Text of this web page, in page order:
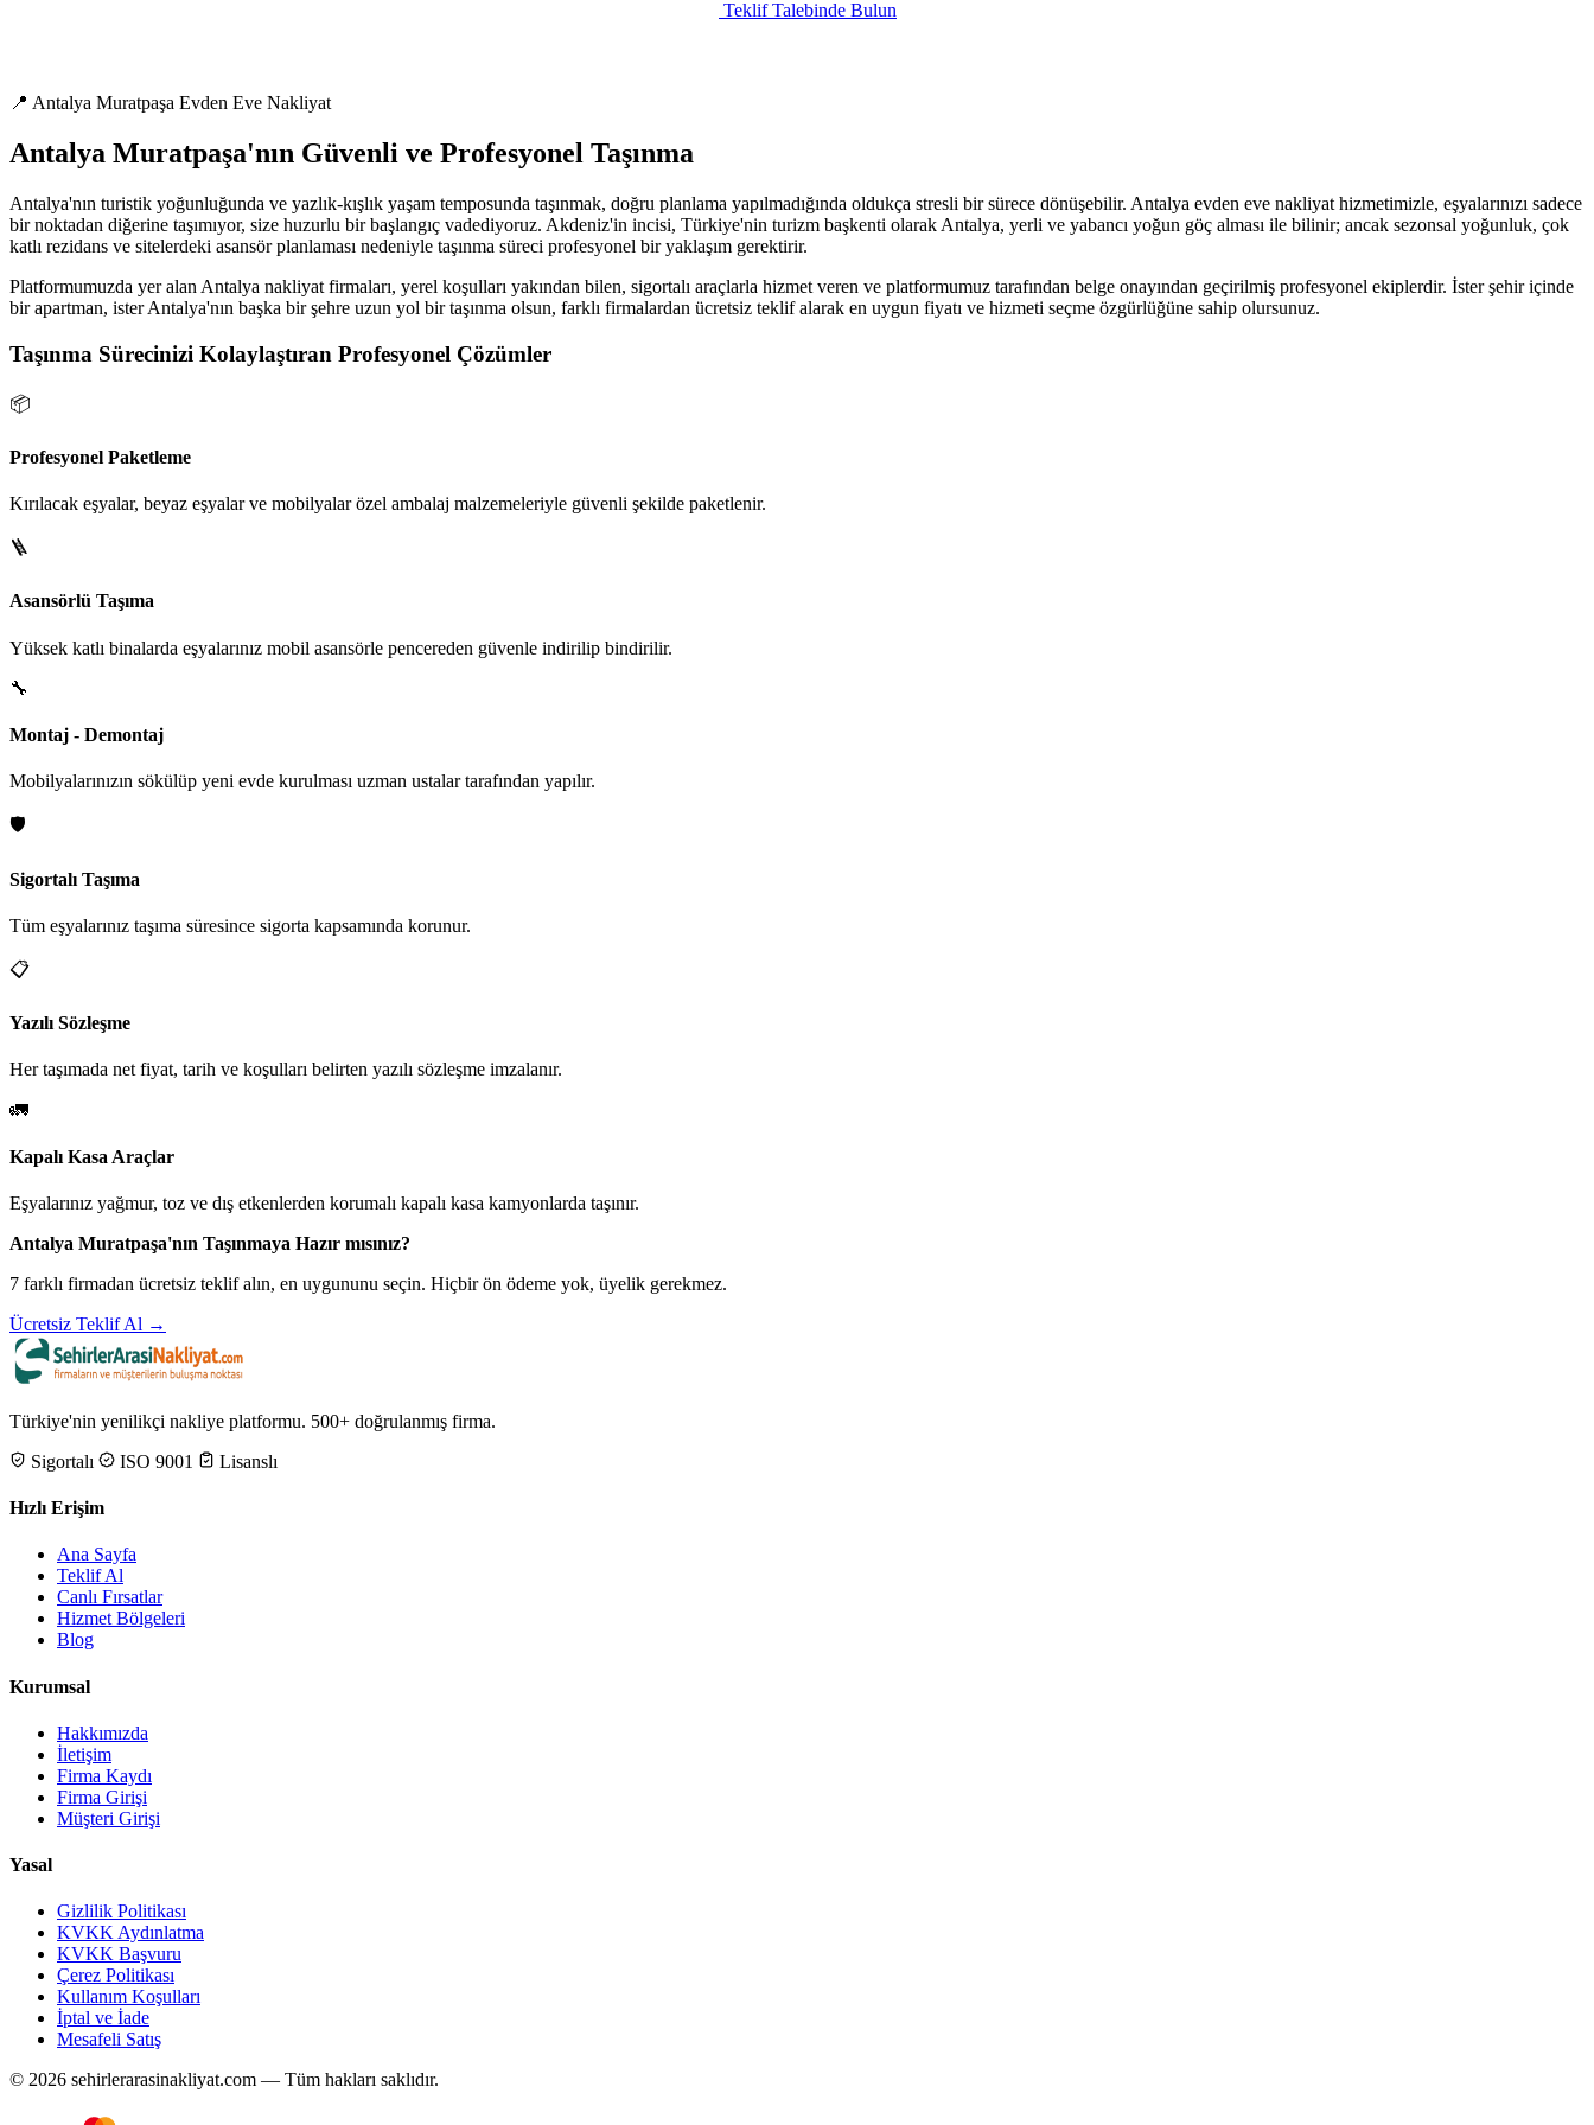
Teklif Talebinde Bulun
📍 Antalya Muratpaşa Evden Eve Nakliyat
Antalya Muratpaşa'nın Güvenli ve Profesyonel Taşınma
Antalya'nın turistik yoğunluğunda ve yazlık-kışlık yaşam temposunda taşınmak, doğru planlama yapılmadığında oldukça stresli bir sürece dönüşebilir. Antalya evden eve nakliyat hizmetimizle, eşyalarınızı sadece
bir noktadan diğerine taşımıyor, size huzurlu bir başlangıç vadediyoruz. Akdeniz'in incisi, Türkiye'nin turizm başkenti olarak Antalya, yerli ve yabancı yoğun göç alması ile bilinir; ancak sezonsal yoğunluk, çok
katlı rezidans ve sitelerdeki asansör planlaması nedeniyle taşınma süreci profesyonel bir yaklaşım gerektirir.
Platformumuzda yer alan Antalya nakliyat firmaları, yerel koşulları yakından bilen, sigortalı araçlarla hizmet veren ve platformumuz tarafından belge onayından geçirilmiş profesyonel ekiplerdir. İster şehir içinde
bir apartman, ister Antalya'nın başka bir şehre uzun yol bir taşınma olsun, farklı firmalardan ücretsiz teklif alarak en uygun fiyatı ve hizmeti seçme özgürlüğüne sahip olursunuz.
Taşınma Sürecinizi Kolaylaştıran Profesyonel Çözümler
📦
Profesyonel Paketleme
Kırılacak eşyalar, beyaz eşyalar ve mobilyalar özel ambalaj malzemeleriyle güvenli şekilde paketlenir.
🪜
Asansörlü Taşıma
Yüksek katlı binalarda eşyalarınız mobil asansörle pencereden güvenle indirilip bindirilir.
🔧
Montaj - Demontaj
Mobilyalarınızın sökülüp yeni evde kurulması uzman ustalar tarafından yapılır.
🛡️
Sigortalı Taşıma
Tüm eşyalarınız taşıma süresince sigorta kapsamında korunur.
📋
Yazılı Sözleşme
Her taşımada net fiyat, tarih ve koşulları belirten yazılı sözleşme imzalanır.
🚛
Kapalı Kasa Araçlar
Eşyalarınız yağmur, toz ve dış etkenlerden korumalı kapalı kasa kamyonlarda taşınır.
Antalya Muratpaşa'nın Taşınmaya Hazır mısınız?
7 farklı firmadan ücretsiz teklif alın, en uygununu seçin. Hiçbir ön ödeme yok, üyelik gerekmez.
Ücretsiz Teklif Al →
Türkiye'nin yenilikçi nakliye platformu. 500+ doğrulanmış firma.
Sigortalı
ISO 9001 Lisanslı
Hızlı Erişim
Ana Sayfa
Teklif Al
Canlı Fırsatlar
Hizmet Bölgeleri
Blog
Kurumsal
Hakkımızda
İletişim
Firma Kaydı
Firma Girişi
Müşteri Girişi
Yasal
Gizlilik Politikası
KVKK Aydınlatma
KVKK Başvuru
Çerez Politikası
Kullanım Koşulları
İptal ve İade
Mesafeli Satış
© 2026 sehirlerarasinakliyat.com — Tüm hakları saklıdır.